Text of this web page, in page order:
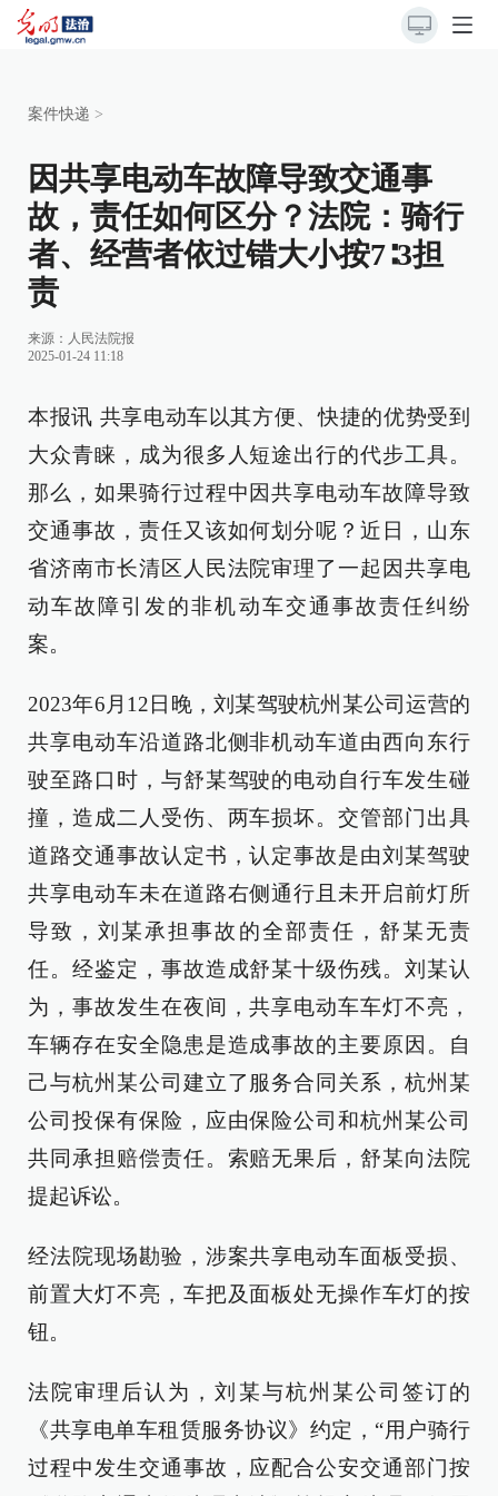
案件快递 >
因共享电动车故障导致交通事
故，责任如何区分？法院：骑行
者、经营者依过错大小按7∶3担
责
来源： 人民法院报
2025-01-24 11:18
本报讯 共享电动车以其方便、快捷的优势受到
大众青睐，成为很多人短途出行的代步工具。
那么，如果骑行过程中因共享电动车故障导致
交通事故，责任又该如何划分呢？近日，山东
省济南市长清区人民法院审理了一起因共享电
动车故障引发的非机动车交通事故责任纠纷
案。
2023年6月12日晚，刘某驾驶杭州某公司运营的
共享电动车沿道路北侧非机动车道由西向东行
驶至路口时，与舒某驾驶的电动自行车发生碰
撞，造成二人受伤、两车损坏。交管部门出具
道路交通事故认定书，认定事故是由刘某驾驶
共享电动车未在道路右侧通行且未开启前灯所
导致，刘某承担事故的全部责任，舒某无责
任。经鉴定，事故造成舒某十级伤残。刘某认
为，事故发生在夜间，共享电动车车灯不亮，
车辆存在安全隐患是造成事故的主要原因。自
己与杭州某公司建立了服务合同关系，杭州某
公司投保有保险，应由保险公司和杭州某公司
共同承担赔偿责任。索赔无果后，舒某向法院
提起诉讼。
经法院现场勘验，涉案共享电动车面板受损、
前置大灯不亮，车把及面板处无操作车灯的按
钮。
法院审理后认为，刘某与杭州某公司签订的
《共享电单车租赁服务协议》约定，“用户骑行
过程中发生交通事故，应配合公安交通部门按